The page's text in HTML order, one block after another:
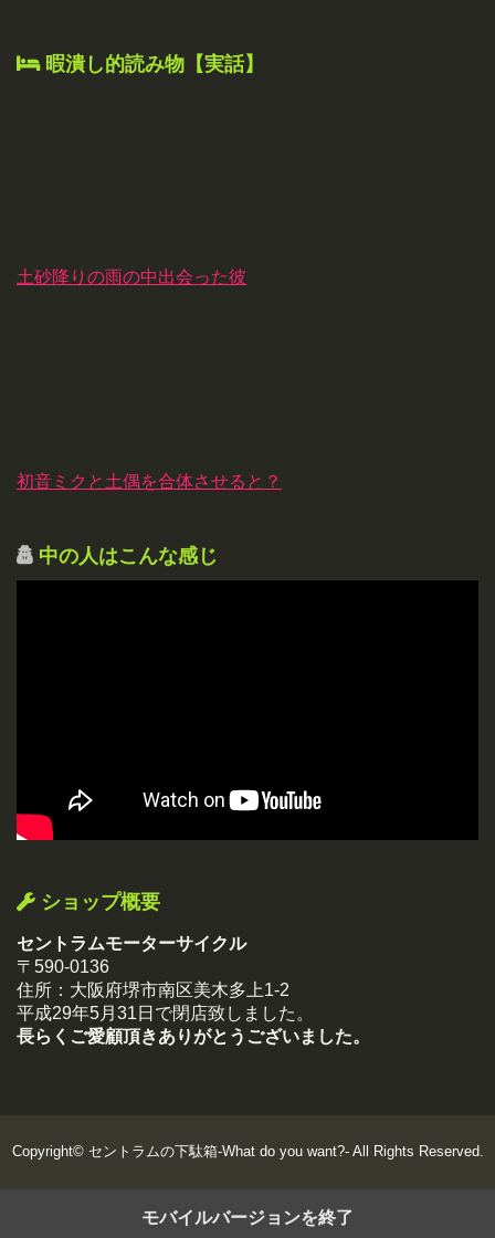
暇潰し的読み物【実話】
土砂降りの雨の中出会った彼
初音ミクと土偶を合体させると？
中の人はこんな感じ
ショップ概要
セントラムモーターサイクル
〒590-0136
住所：大阪府堺市南区美木多上1-2
平成29年5月31日で閉店致しました。
長らくご愛顧頂きありがとうございました。
Copyright© セントラムの下駄箱-What do you want?-All Rights Reserved.
モバイルバージョンを終了